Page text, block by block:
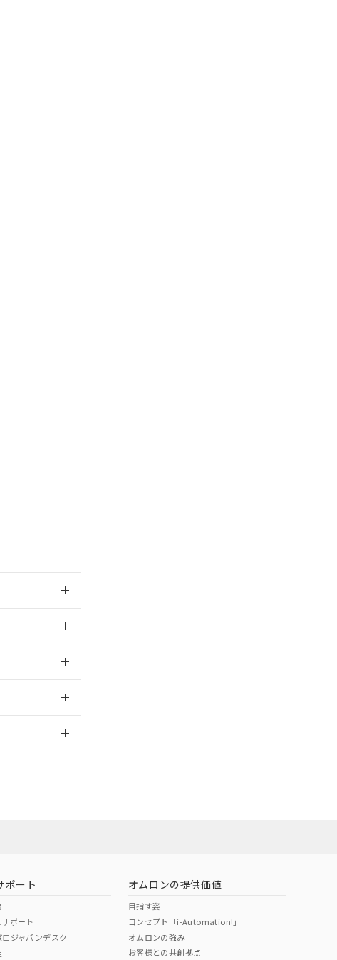
ことをご了承くだ
範囲」に記載されて
のではありません。
2022年1月12日よ
者に通知します。
は、取り引きをい
ポート
ポート
ジャパンデスク
オムロンの提供価値
目指す姿
コンセプト「i-Automation!」
オムロンの強み
お客様との共創拠点